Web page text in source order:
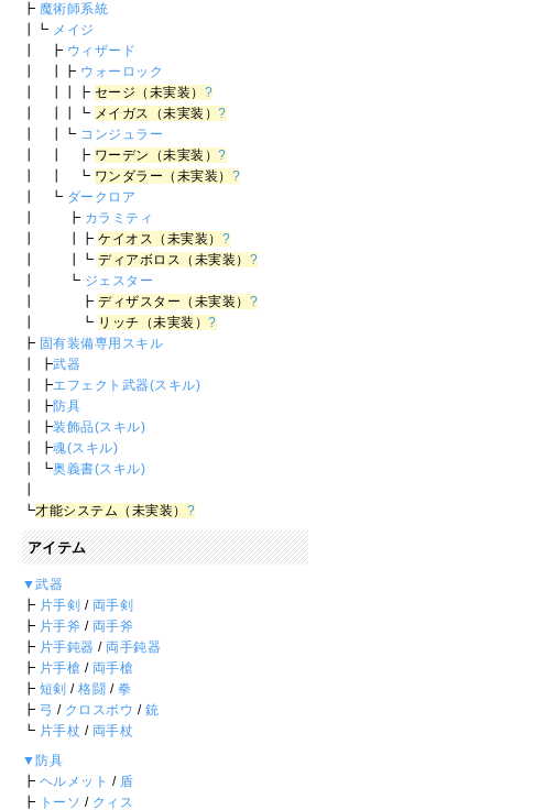
┣ 魔術師系統
┃┗ メイジ
┃ ┣ ウィザード
┃ ┃┣ ウォーロック
┃ ┃┃┣ セージ（未実装） ?
┃ ┃┃┗ メイガス（未実装）?
┃ ┃┗ コンジュラー
┃ ┃ ┣ ワーデン（未実装）?
┃ ┃ ┗ ワンダラー（未実装） ?
┃ ┗ ダークロア
┃ ┣ カラミティ
┃ ┃┣ケイオス（未実装） ?
┃ ┃┗ディアボロス（未実装） ?
┃ ┗ ジェスター
┃ ┣ディザスター（未実装） ?
┃ ┗ リッチ（未実装）?
┣ 固有装備専用スキル
┃ ┣武器
┃ ┣エフェクト武器(スキル)
┃ ┣防具
┃ ┣装飾品(スキル)
┃ ┣魂(スキル)
┃ ┗奥義書(スキル)
┗才能システム（未実装） ?
アイテム
▼武器
┣ 片手剣 / 両手剣
┣ 片手斧 / 両手斧
┣ 片手鈍器 / 両手鈍器
┣ 片手槍 / 両手槍
┣ 短剣 /格闘 / 拳
┣ 弓 / クロスボウ / 銃
┗ 片手杖 / 両手杖
▼防具
┣ ヘルメット / 盾
┣ トーソ / クィス